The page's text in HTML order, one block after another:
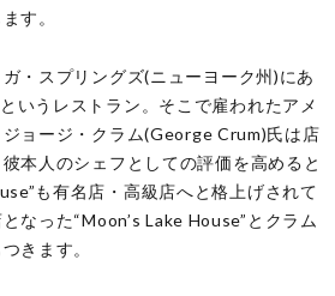
す。
・スプリングズ(ニューヨーク州)にあ
いうレストラン。そこで雇われたアメ
ョージ・クラム(George Crum)氏は店
本人のシェフとしての評価を高めると
も有名店・高級店へと格上げされて
なった“Moon’s Lake House”とクラム
きます。